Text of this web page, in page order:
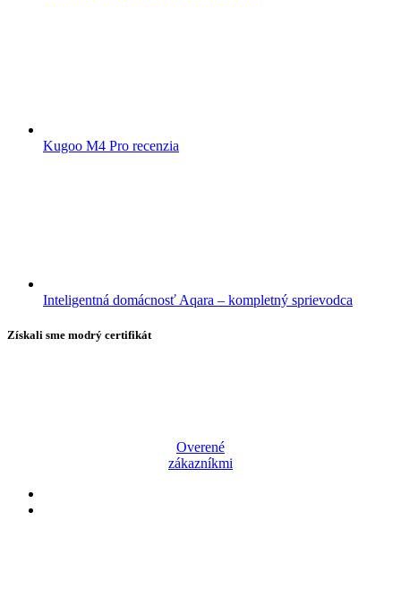
Kugoo M4 Pro recenzia
Inteligentná domácnosť Aqara – kompletný sprievodca
Získali sme modrý certifikát
Overené
zákazníkmi